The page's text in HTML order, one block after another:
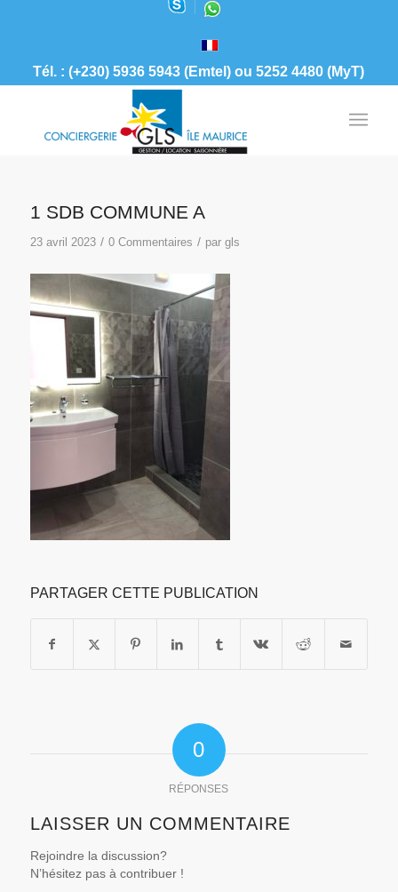
Tél. : (+230) 5936 5943 (Emtel) ou 5252 4480 (MyT)
1 SDB COMMUNE A
23 avril 2023 / 0 Commentaires / par gls
PARTAGER CETTE PUBLICATION
0
RÉPONSES
LAISSER UN COMMENTAIRE
Rejoindre la discussion?
N’hésitez pas à contribuer !